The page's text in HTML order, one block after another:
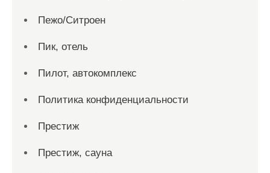
Пежо/Ситроен
Пик, отель
Пилот, автокомплекс
Политика конфиденциальности
Престиж
Престиж, сауна